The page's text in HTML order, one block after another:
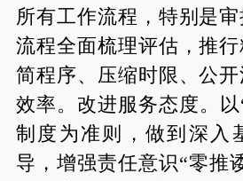
所有工作流程，特别是
流程全面梳理评估，推
简程序、压缩时限、公
效率。改进服务态度。
制度为准则，做到深入
导，增强责任意识“零推